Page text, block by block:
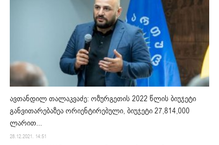
ავთანდილ თალაკვაძე: ოზურგეთის 2022 წლის ბიუჯეტი
განვითარებაზეა ორიენტირებული, ბიუჯეტი 27,814,000
ლარით...
28.12.2021. 14:51